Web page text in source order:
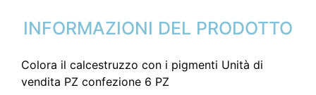
INFORMAZIONI DEL PRODOTTO
Colora il calcestruzzo con i pigmenti Unità di
vendita PZ confezione 6 PZ